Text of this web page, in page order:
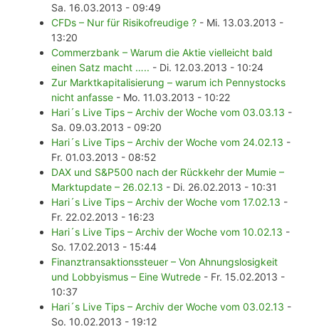
Sa. 16.03.2013 - 09:49
CFDs – Nur für Risikofreudige ? - Mi. 13.03.2013 -
13:20
Commerzbank – Warum die Aktie vielleicht bald
einen Satz macht ….. - Di. 12.03.2013 - 10:24
Zur Marktkapitalisierung – warum ich Pennystocks
nicht anfasse - Mo. 11.03.2013 - 10:22
Hari´s Live Tips – Archiv der Woche vom 03.03.13 -
Sa. 09.03.2013 - 09:20
Hari´s Live Tips – Archiv der Woche vom 24.02.13 -
Fr. 01.03.2013 - 08:52
DAX und S&P500 nach der Rückkehr der Mumie –
Marktupdate – 26.02.13 - Di. 26.02.2013 - 10:31
Hari´s Live Tips – Archiv der Woche vom 17.02.13 -
Fr. 22.02.2013 - 16:23
Hari´s Live Tips – Archiv der Woche vom 10.02.13 -
So. 17.02.2013 - 15:44
Finanztransaktionssteuer – Von Ahnungslosigkeit
und Lobbyismus – Eine Wutrede - Fr. 15.02.2013 -
10:37
Hari´s Live Tips – Archiv der Woche vom 03.02.13 -
So. 10.02.2013 - 19:12